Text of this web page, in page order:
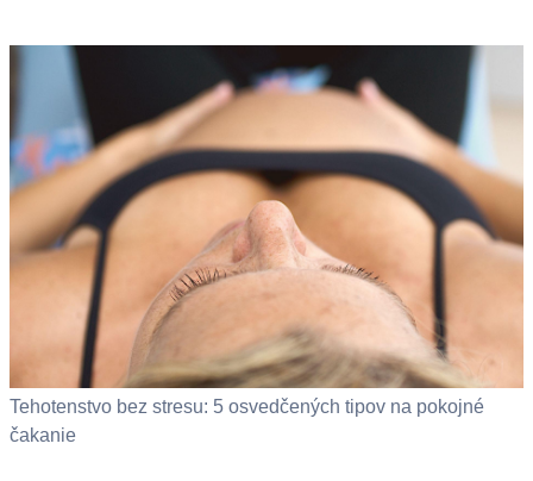
Tehotenstvo bez stresu: 5 osvedčených tipov na pokojné
čakanie